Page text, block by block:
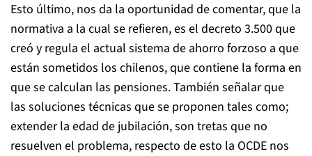
Esto último, nos da la oportunidad de comentar, que la
normativa a la cual se refieren, es el decreto 3.500 que
creó y regula el actual sistema de ahorro forzoso a que
están sometidos los chilenos, que contiene la forma en
que se calculan las pensiones. También señalar que
las soluciones técnicas que se proponen tales como;
extender la edad de jubilación, son tretas que no
resuelven el problema, respecto de esto la OCDE nos